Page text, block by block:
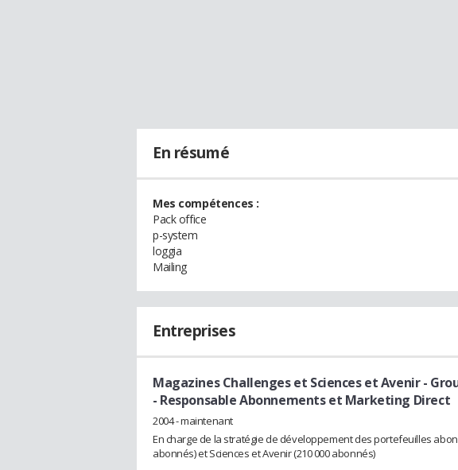
En résumé
Mes compétences :
Pack office
p-system
loggia
Mailing
Entreprises
Magazines Challenges et Sciences et Avenir -
- Responsable Abonnements et Marketing Direct
2004 - maintenant
En charge de la stratégie de développement des portefeuilles
abonnés) et Sciences et Avenir (210 000 abonnés)